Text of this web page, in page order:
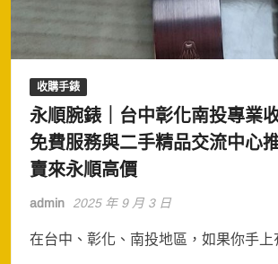
收購手錶
永順腕錶｜台中彰化南投專業
免費服務與二手精品交流中心
賣來永順高價
admin 2025 年 9 月 3 日
在台中、彰化、南投地區，如果你手上